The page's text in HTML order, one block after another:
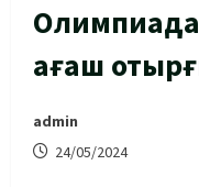
ағаш
admin
24/05/2024